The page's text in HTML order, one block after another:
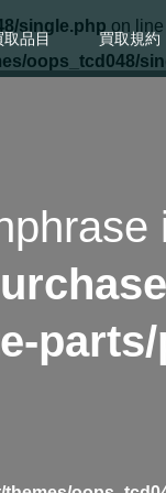
取品目 買取規約
single.php on line
oops_tcd048/
parts/